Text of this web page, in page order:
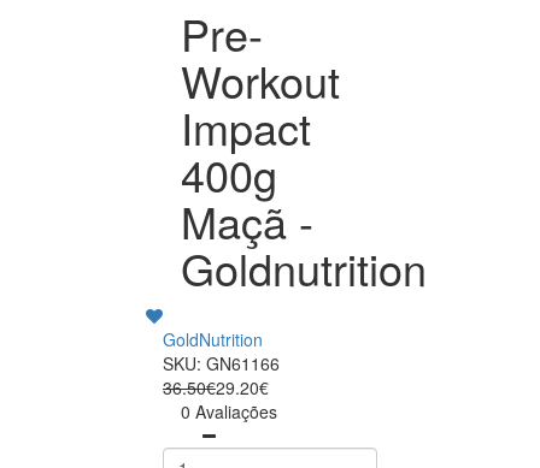
Pre-
Workout
Impact
400g
Maçã -
Goldnutrition
GoldNutrition
SKU: GN61166
36.50€29.20€
0 Avaliações